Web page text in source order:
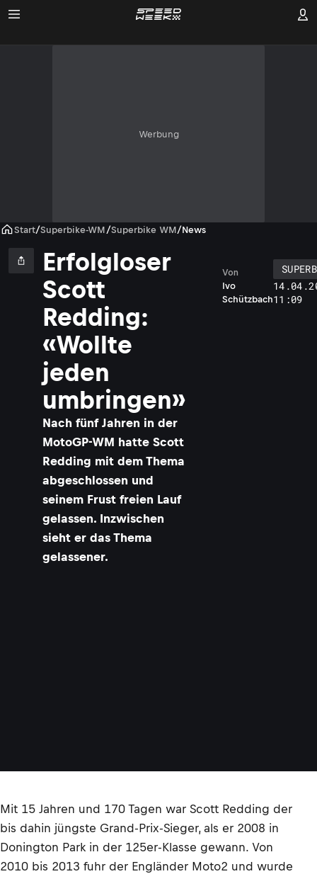
Werbung
Start/Superbike-WM /Superbike WM/News
Erfolgloser
Scott
Redding:
«Wollte
jeden
umbringen»
Nach fünf Jahren in der
MotoGP-WM hatte Scott
Redding mit dem Thema
abgeschlossen und
seinem Frust freien Lauf
gelassen. Inzwischen
sieht er das Thema
gelassener.
Ivo
Schützbach
Von
11:09
Mit 15 Jahren und 170 Tagen war Scott Redding der
bis dahin jüngste Grand-Prix-Sieger, als er 2008 in
Donington Park in der 125er-Klasse gewann. Von
2010 bis 2013 fuhr der Engländer Moto2 und wurde